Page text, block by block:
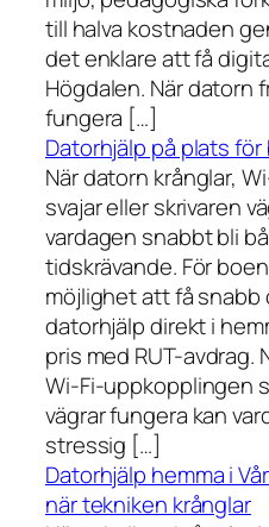
till halva kostnaden
det enklare att få
Högdalen. När
fungera […]
Datorhjälp på plats
När datorn krånglar,
svajar eller skrivaren
vardagen snabbt bli
tidskrävande. För
möjlighet att få snabb
datorhjälp direkt i
pris med RUT-avdrag.
Wi-Fi-uppkopplingen
vägrar fungera kan
stressig […]
Datorhjälp hemma i
när tekniken krånglar